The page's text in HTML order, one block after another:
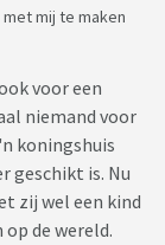
mij te maken
voor een
niemand voor
koningshuis
geschikt is. Nu
zij wel een kind
de wereld.